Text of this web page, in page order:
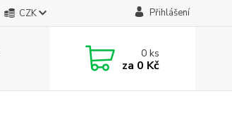
CZK Přihlášení
0ks
za 0 Kč